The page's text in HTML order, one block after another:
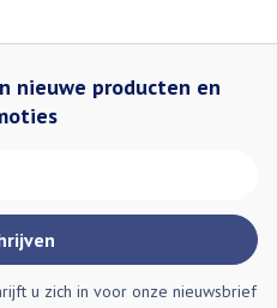
nieuwe producten en
u zich in voor onze nieuwsbrief